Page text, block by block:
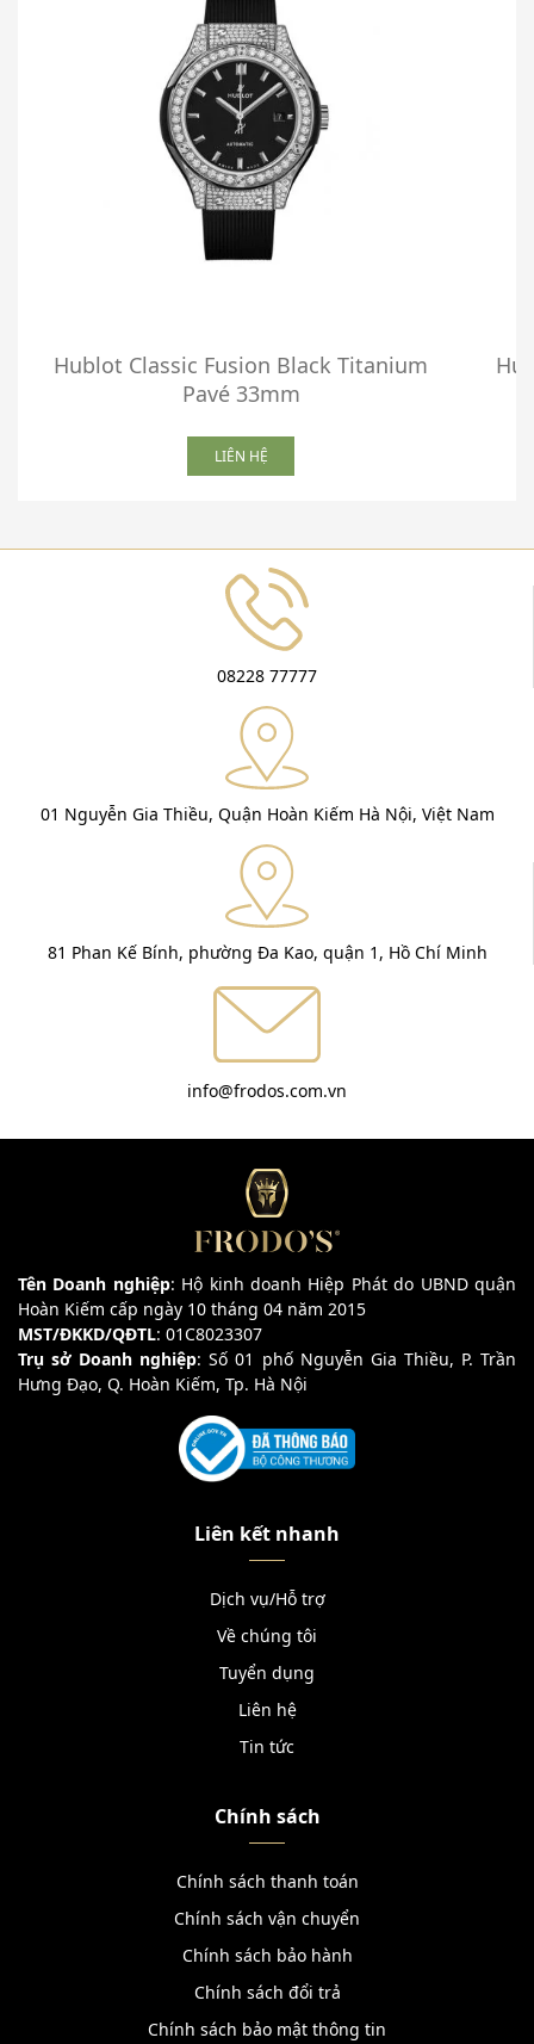
Hublot Classic Fusion Black Titanium
Pavé 33mm
LIÊN HỆ
08228 77777
01 Nguyễn Gia Thiều, Quận Hoàn Kiếm Hà Nội, Việt Nam
81 Phan Kế Bính, phường Đa Kao, quận 1, Hồ Chí Minh
info@frodos.com.vn
Tên Doanh nghiệp: Hộ kinh doanh Hiệp Phát do UBND quận
Hoàn Kiếm cấp ngày 10 tháng 04 năm 2015
MST/ĐKKD/QĐTL: 01C8023307
Trụ sở Doanh nghiệp: Số 01 phố Nguyễn Gia Thiều, P. Trần
Hưng Đạo, Q. Hoàn Kiếm, Tp. Hà Nội
Liên kết nhanh
Dịch vụ/Hỗ trợ
Về chúng tôi
Tuyển dụng
Liên hệ
Tin tức
Chính sách
Chính sách thanh toán
Chính sách vận chuyển
Chính sách bảo hành
Chính sách đổi trả
Chính sách bảo mật thông tin